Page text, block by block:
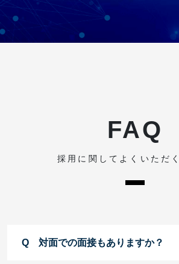
FAQ
採用に関してよくいただ
対面での面接もありますか？